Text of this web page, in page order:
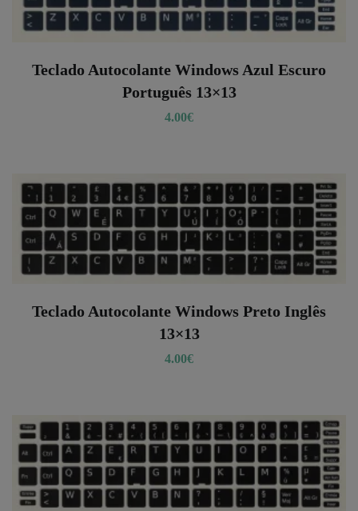
Teclado Autocolante Windows Azul Escuro
Português 13×13
4.00€
Teclado Autocolante Windows Preto Inglês
13×13
4.00€